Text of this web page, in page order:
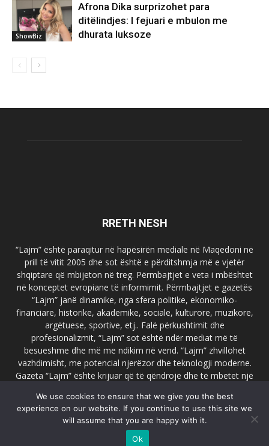
ShowBiz
Afrona Dika surprizohet para
ditëlindjes: I fejuari e mbulon me
dhurata luksoze
RRETH NESH
“Lajm” është paraqitur në hapësirën mediale në Maqedoni në
prill të vitit 2005 dhe sot është e përditshmja më e vjetër
shqiptare që mbijeton në treg. Përmbajtjet e veta i mbështet
në konceptet evropiane të informimit. Përmbajtjet e gazetës
“Lajm” janë dinamike, nga sfera politike, ekonomiko-
financiare, historike, akademike, sociale, kulturore, muzikore,
argëtuese, sportive, etj.. Falë përkushtimit dhe
profesionalizmit, “Lajm” sot është ndër mediat më të
besueshme dhe më me ndikim në vend. “Lajm” zhvillohet
vazhdimisht, me potencial njerëzor dhe teknologji moderne.
Gazeta “Lajm” është krijuar që të qëndrojë dhe të mbetet një
faqja zyrtare e gazetës “Lajm”, www.lajmpress.org është një
ndër portalet më të njohur në Maqedoni.
lajm.sk@gmail.com
We use cookies to ensure that we give you the best
experience on our website. If you continue to use this site we
will assume that you are happy with it.
Ok